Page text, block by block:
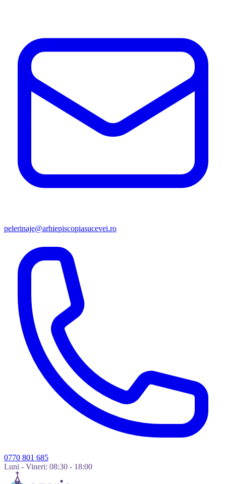
pelerinaje@arhiepiscopiasucevei.ro
0770 801 685
Luni - Vineri: 08:30 - 18:00